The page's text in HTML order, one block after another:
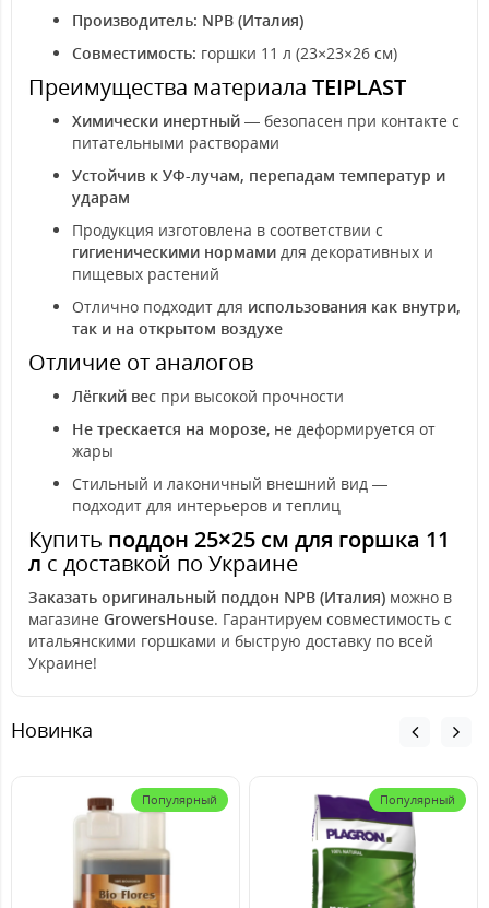
Производитель: NPB (Италия)
Совместимость: горшки 11 л (23×23×26 см)
Преимущества материала TEIPLAST
Химически инертный — безопасен при контакте с
питательными растворами
Устойчив к УФ-лучам, перепадам температур и
ударам
Продукция изготовлена в соответствии с
гигиеническими нормами для декоративных и
пищевых растений
Отлично подходит для использования как внутри,
так и на открытом воздухе
Отличие от аналогов
Лёгкий вес при высокой прочности
Не трескается на морозе, не деформируется от
жары
Стильный и лаконичный внешний вид —
подходит для интерьеров и теплиц
Купить поддон 25×25 см для горшка 11
л с доставкой по Украине
Заказать оригинальный поддон NPB (Италия) можно в
магазине GrowersHouse. Гарантируем совместимость с
итальянскими горшками и быструю доставку по всей
Украине!
Новинка
Популярный Популярный